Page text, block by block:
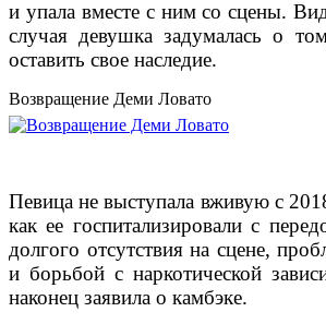
и упала вместе с ним со сцены.
случая девушка задумалась о
оставить свое наследие.
Возвращение Деми Ловато
Певица не выступала вживую с
как ее госпитализировали с
долгого отсутствия на сцене,
и борьбой с наркотической
наконец заявила о камбэке.